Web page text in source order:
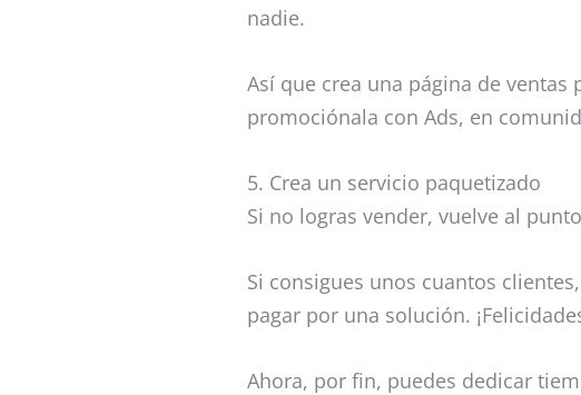
nadie.
Así que crea una página de
promociónala con Ads, en
5. Crea un servicio paquetizado
Si no logras vender, vuelve al
Si consigues unos cuantos
pagar por una solución.
Ahora, por fin, puedes dedicar